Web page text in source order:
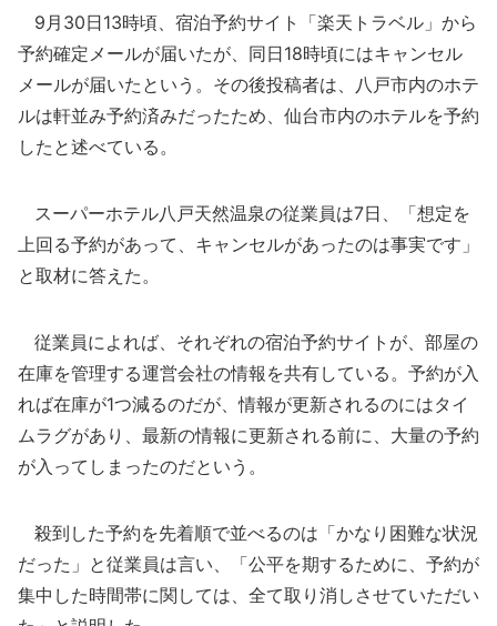
9月30日13時頃、宿泊予約サイト「楽天トラベル」から
予約確定メールが届いたが、同日18時頃にはキャンセル
メールが届いたという。その後投稿者は、八戸市内のホテ
ルは軒並み予約済みだったため、仙台市内のホテルを予約
したと述べている。
スーパーホテル八戸天然温泉の従業員は7日、「想定を
上回る予約があって、キャンセルがあったのは事実です」
と取材に答えた。
従業員によれば、それぞれの宿泊予約サイトが、部屋の
在庫を管理する運営会社の情報を共有している。予約が入
れば在庫が1つ減るのだが、情報が更新されるのにはタイ
ムラグがあり、最新の情報に更新される前に、大量の予約
が入ってしまったのだという。
殺到した予約を先着順で並べるのは「かなり困難な状況
だった」と従業員は言い、「公平を期するために、予約が
集中した時間帯に関しては、全て取り消しさせていただい